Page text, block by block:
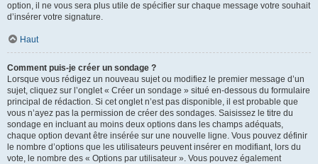
option, il ne vous sera plus utile de spécifier sur chaque message votre souhait
d’insérer votre signature.
Haut
Comment puis-je créer un sondage ?
Lorsque vous rédigez un nouveau sujet ou modifiez le premier message d’un
sujet, cliquez sur l’onglet « Créer un sondage » situé en-dessous du formulaire
principal de rédaction. Si cet onglet n’est pas disponible, il est probable que
vous n’ayez pas la permission de créer des sondages. Saisissez le titre du
sondage en incluant au moins deux options dans les champs adéquats,
chaque option devant être insérée sur une nouvelle ligne. Vous pouvez définir
le nombre d’options que les utilisateurs peuvent insérer en modifiant, lors du
vote, le nombre des « Options par utilisateur ». Vous pouvez également